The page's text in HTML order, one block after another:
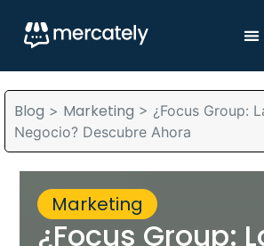
Blog > Marketing > ¿Focus Group:
Negocio? Descubre Ahora
Marketing
¿Focus Group: